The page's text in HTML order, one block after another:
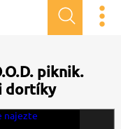
piknik.
dortíky